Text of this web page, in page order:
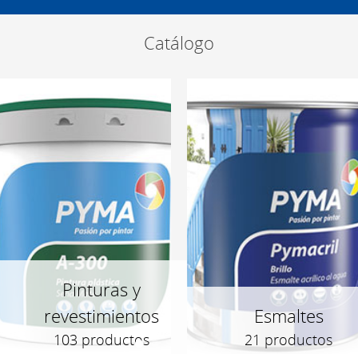
Catálogo
Pinturas y
revestimientos
103 productos
Esmaltes
21 productos